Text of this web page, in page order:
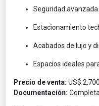
Seguridad
Estacionamiento
Acabados de lujo y
Espacios ideales
Precio de venta: US$
Documentación: